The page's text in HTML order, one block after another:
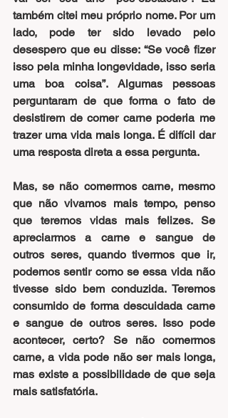
também citei meu próprio nome. Por um
lado, pode ter sido levado pelo
desespero que eu disse: “Se você fizer
isso pela minha longevidade, isso seria
uma boa coisa”. Algumas pessoas
perguntaram de que forma o fato de
desistirem de comer carne poderia me
trazer uma vida mais longa. É difícil dar
uma resposta direta a essa pergunta.
Mas, se não comermos carne, mesmo
que não vivamos mais tempo, penso
que teremos vidas mais felizes. Se
apreciarmos a carne e sangue de
outros seres, quando tivermos que ir,
podemos sentir como se essa vida não
tivesse sido bem conduzida. Teremos
consumido de forma descuidada carne
e sangue de outros seres. Isso pode
acontecer, certo? Se não comermos
carne, a vida pode não ser mais longa,
mas existe a possibilidade de que seja
mais satisfatória.